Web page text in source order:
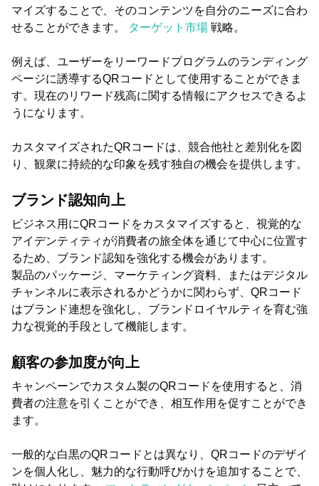
マイズすることで、そのコンテンツを自分のニーズに合わ
せることができます。
ターゲット市場 戦略。
例えば、ユーザーをリーワードプログラムのランディング
ページに誘導するQRコードとして使用することができま
す。現在のリワード残高に関する情報にアクセスできるよ
うになります。
カスタマイズされたQRコードは、競合他社と差別化を図
り、観衆に持続的な印象を残す独自の機会を提供します。
ブランド認知向上
ビジネス用にQRコードをカスタマイズすると、視覚的な
アイデンティティが消費者の旅全体を通じて中心に位置す
るため、ブランド認知を強化する機会があります。
製品のパッケージ、マーケティング資料、またはデジタル
チャンネルに表示されるかどうかに関わらず、QRコード
はブランド連想を強化し、ブランドロイヤルティを育む強
力な視覚的手段として機能します。
顧客の参加度が向上
キャンペーンでカスタム製のQRコードを使用すると、消
費者の注意を引くことができ、相互作用を促すことができ
ます。
一般的な白黒のQRコードとは異なり、QRコードのデザイ
ンを個人化し、魅力的な行動呼びかけを追加することで、